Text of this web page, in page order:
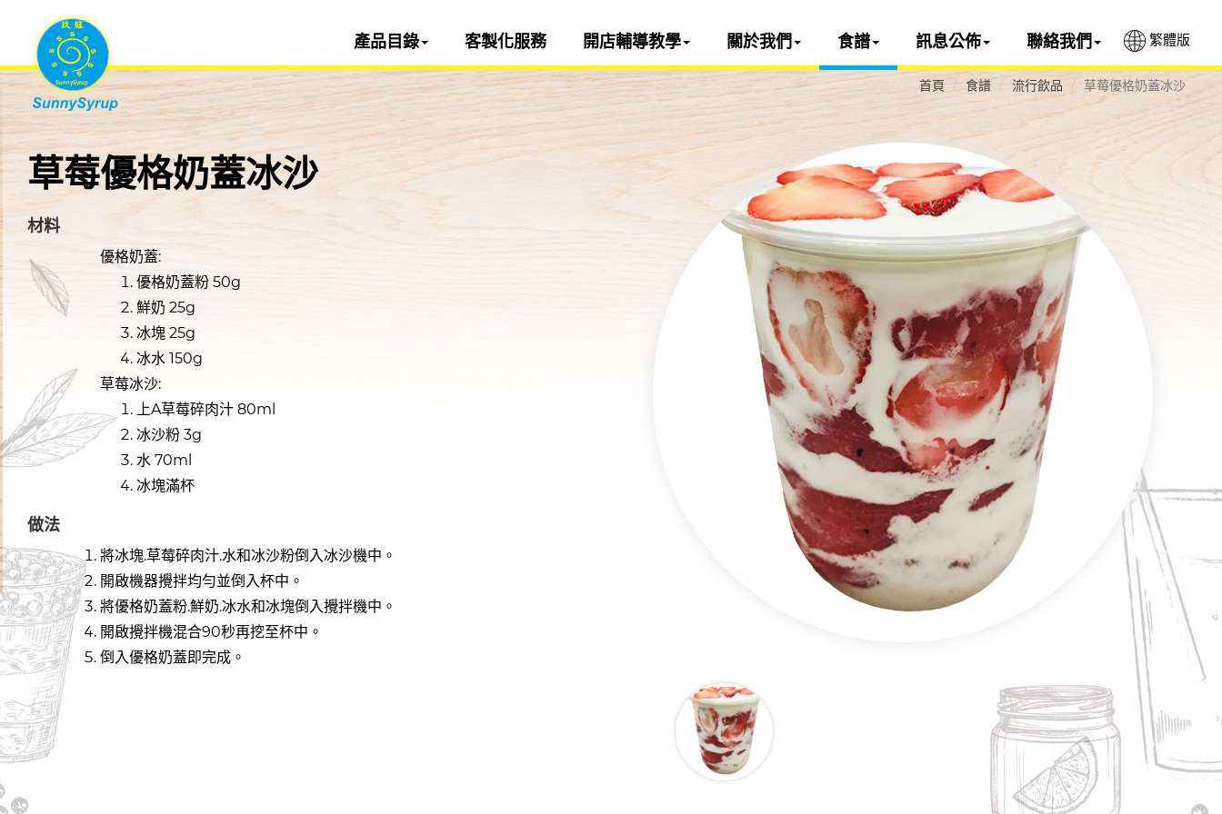
繁體版
產品目錄 客製化服務 開店輔導教學 關於我們 食譜 訊息公佈 聯絡我們
首頁 食譜 流行飲品 草莓優格奶蓋冰沙
草莓優格奶蓋冰沙
材料
優格奶蓋:
優格奶蓋粉 50g
鮮奶 25g
冰塊 25g
冰水 150g
草莓冰沙:
上A草莓碎肉汁 80ml
冰沙粉 3g
水 70ml
冰塊滿杯
做法
將冰塊.草莓碎肉汁.水和冰沙粉倒入冰沙機中。
開啟機器攪拌均勻並倒入杯中。
將優格奶蓋粉.鮮奶.冰水和冰塊倒入攪拌機中。
開啟攪拌機混合90秒再挖至杯中。
倒入優格奶蓋即完成。